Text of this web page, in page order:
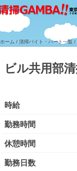
ホーム / 清掃バイト・パート一覧 /
ビル共用部
時給
勤務時間
休憩時間
勤務日数